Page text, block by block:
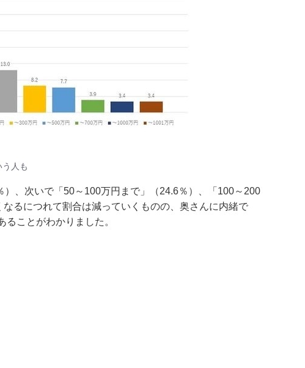
人も
、次いで「50～100万円まで」（24.6％）、「100～200
るにつれて割合は減っていくものの、奥さんに内緒で
ことがわかりました。